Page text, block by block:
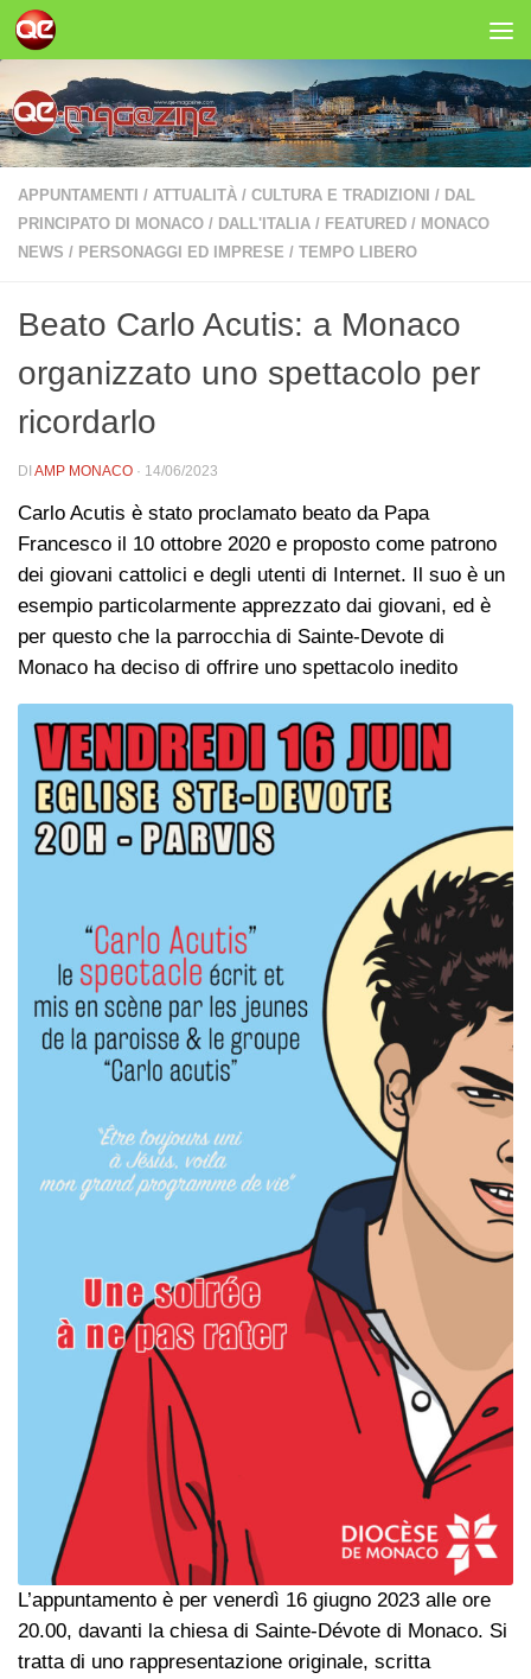
Salta al contenuto
APPUNTAMENTI / ATTUALITÀ / CULTURA E TRADIZIONI / DAL
PRINCIPATO DI MONACO / DALL'ITALIA / FEATURED / MONACO
NEWS / PERSONAGGI ED IMPRESE / TEMPO LIBERO
Beato Carlo Acutis: a Monaco
organizzato uno spettacolo per
ricordarlo
DI AMP MONACO · 14/06/2023
Carlo Acutis è stato proclamato beato da Papa
Francesco il 10 ottobre 2020 e proposto come patrono
dei giovani cattolici e degli utenti di Internet. Il suo è un
esempio particolarmente apprezzato dai giovani, ed è
per questo che la parrocchia di Sainte-Devote di
Monaco ha deciso di offrire uno spettacolo inedito
L’appuntamento è per venerdì 16 giugno 2023 alle ore
20.00, davanti la chiesa di Sainte-Dévote di Monaco. Si
tratta di uno rappresentazione originale, scritta